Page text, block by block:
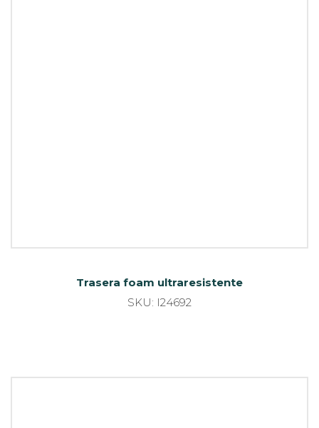
Trasera foam ultraresistente
SKU: I24692